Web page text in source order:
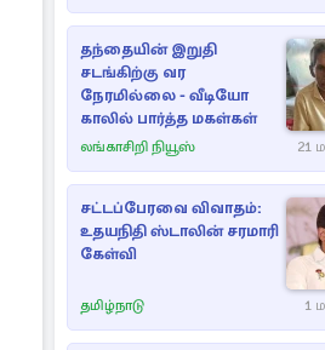
தந்தையின் இறுதி
சடங்கிற்கு வர
நேரமில்லை - வீடியோ
காலில் பார்த்த மகள்கள்
லங்காசிறி நியூஸ் 21
சட்டப்பேரவை விவாதம்:
உதயநிதி ஸ்டாலின் சரமாரி
கேள்வி
தமிழ்நாடு 1